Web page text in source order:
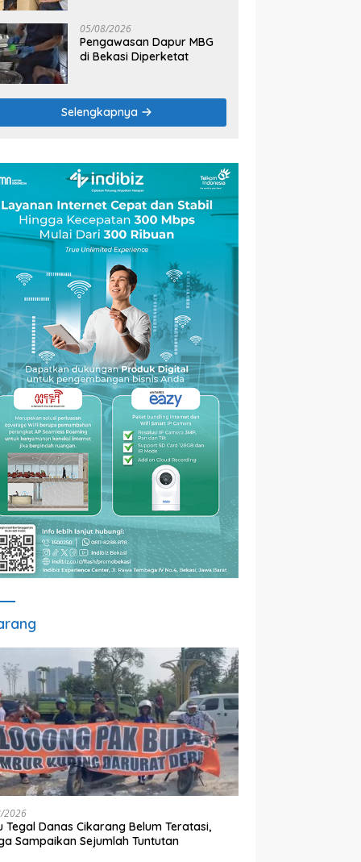
05/08/2026
Pengawasan Dapur MBG
di Bekasi Diperketat
Selengkapnya
2026
Tegal Danas Cikarang Belum Teratasi,
Sampaikan Sejumlah Tuntutan